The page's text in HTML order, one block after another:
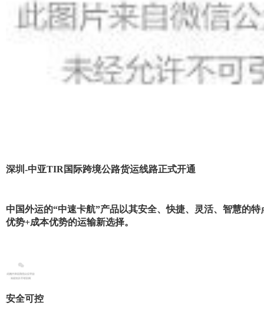
深圳-中亚TIR国际跨境公路货运线路正式开通
中国外运的“中速卡航”产品以其安全、快捷、灵活、智慧的
优势+成本优势的运输新选择。
安全可控